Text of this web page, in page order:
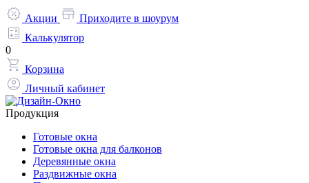
Акции
Приходите в шоурум
Калькулятор
0
Корзина
Личный кабинет
Продукция
Готовые окна
Готовые окна для балконов
Деревянные окна
Раздвижные окна